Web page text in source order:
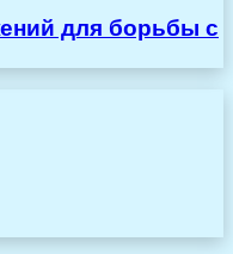
для борьбы с